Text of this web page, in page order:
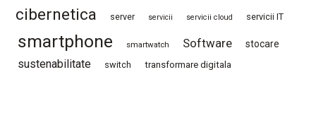
cibernetica
server servicii servicii cloud servicii IT
smartphone smartwatch Software stocare
sustenabilitate switch transformare digitala